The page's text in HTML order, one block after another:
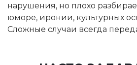
нарушения, но плохо
юморе, иронии, культурных
Сложные случаи всегда